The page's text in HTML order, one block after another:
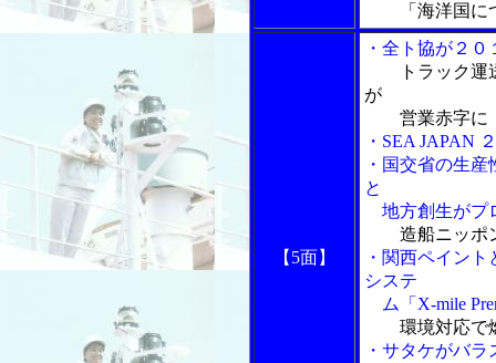
「海洋国
【5面】
・全ト協が２
トラック
が
営業赤字に
・SEA JAPAN
・国交省の生
と
地方創生がプ
造船ニッポ
・関西ペイン
システ
ム「X-mile
環境対応で
・サタケがバ